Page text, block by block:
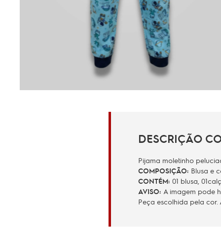
DESCRIÇÃO
Pijama moletinho
COMPOSIÇÃO: Blusa e
CONTÉM: 01 blusa,
AVISO: A imagem pode
Peça escolhida pela